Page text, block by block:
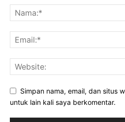
Simpan nama, email, dan situs
untuk lain kali saya berkomentar.